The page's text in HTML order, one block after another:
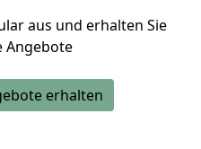
aus und erhalten Sie
Angebote
erhalten